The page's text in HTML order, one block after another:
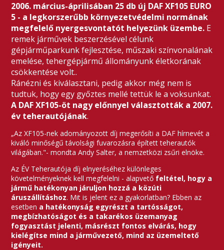
2006. március-áprilisában 25 db új DAF XF105 EURO
5 - a legkorszerűbb környezetvédelmi normának
megfelelő nyergesvontatót helyezünk üzembe. E
remek járművek beszerzésével célunk
gépjárműparkunk fejlesztése, műszaki színvonalának
emelése, tehergépjármű állományunk életkorának
csökkentése volt..
Ránézni és kiválasztani, pedig akkor még nem is
tudtuk, hogy egy győztes mellé tettük le a voksunkat.
A DAF XF105-öt nagy előnnyel választották a 2007.
év teherautójának.
„Az XF105-nek adományozott díj megerősíti a DAF hírnevét a
kiváló minőségű távolsági fuvarozásra épített teherautók
világában."- mondta Andy Salter, a nemzetközi zsűri elnöke.
Az ÉV Teherautója díj elnyeréséhez különleges
követelményeknek kell megfelelni - alapvető feltétel, hogy a
jármű hatékonyan járuljon hozzá a közúti
áruszállításhoz. Mit is jelent ez a gyakorlatban? Ebben az
esetben a hatékonyság egyrészt a tartósságot,
megbízhatóságot és a takarékos üzemanyag
fogyasztást jelenti, másrészt fontos elvárás, hogy
kielégítse mind a járművezető, mind az üzemeltető
igényeit.